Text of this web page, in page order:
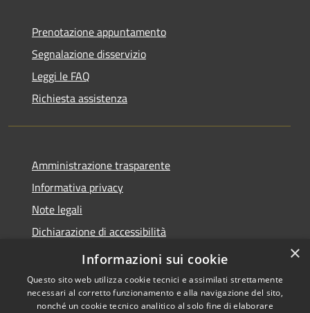
Prenotazione appuntamento
Segnalazione disservizio
Leggi le FAQ
Richiesta assistenza
Amministrazione trasparente
Informativa privacy
Note legali
Dichiarazione di accessibilità
Piano di miglioramento dei servizi
×
Informazioni sui cookie
Questo sito web utilizza cookie tecnici e assimilati strettamente
necessari al corretto funzionamento e alla navigazione del sito,
nonché un cookie tecnico analitico al solo fine di elaborare